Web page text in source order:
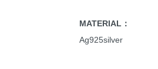
MATERIAL：
Ag925silver